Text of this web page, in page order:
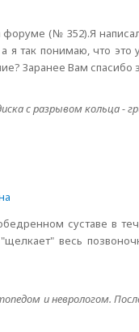
(№ 352).Я
я так понимаю, что
Заранее Вам спасибо
с разрывом кольца -
суставе в
весь
и неврологом.